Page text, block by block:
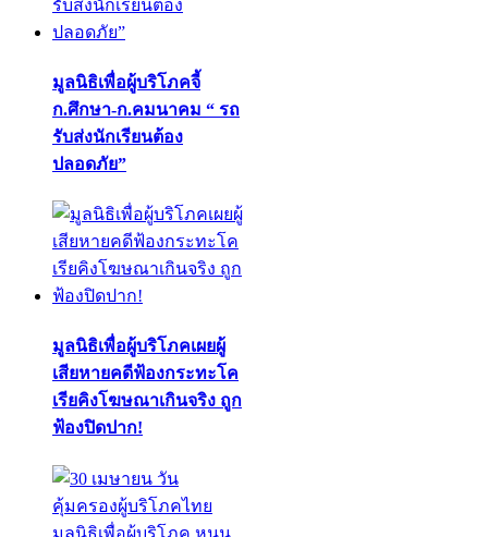
มูลนิธิเพื่อผู้บริโภคจี้
ก.ศึกษา-ก.คมนาคม “ รถ
รับส่งนักเรียนต้อง
ปลอดภัย”
มูลนิธิเพื่อผู้บริโภคเผยผู้
เสียหายคดีฟ้องกระทะโค
เรียคิงโฆษณาเกินจริง ถูก
ฟ้องปิดปาก!